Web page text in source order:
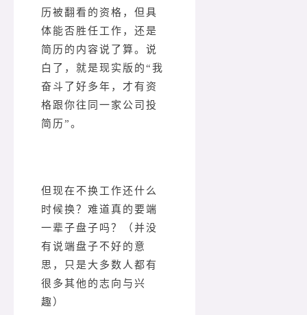
历被翻看的资格，但具
体能否胜任工作，还是
简历的内容说了算。说
白了，就是现实版的“我
奋斗了好多年，才有资
格跟你往同一家公司投
简历”。
但现在不换工作还什么
时候换？难道真的要端
一辈子盘子吗？（并没
有说端盘子不好的意
思，只是大多数人都有
很多其他的志向与兴
趣）